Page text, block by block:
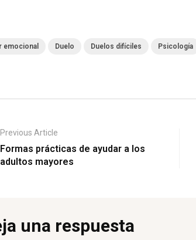
emocional Duelo Duelos difíciles Psicología
Previous Article
Formas prácticas de ayudar a los
adultos mayores
una respuesta